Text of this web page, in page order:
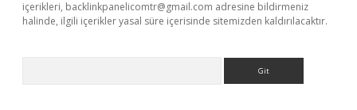
içerikleri, backlinkpanelicomtr@gmail.com adresine bildirmeniz
halinde, ilgili içerikler yasal süre içerisinde sitemizden kaldırılacaktır.